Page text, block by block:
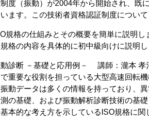
度（振動）が2004年から開始され、既
ます。この技術者資格認証制度について
規格の仕組みとその概要を簡単に説明し
格の内容を具体的に初中級向けに説明し
診断 －基礎と応用例－ 講師：瀧本 孝
重要な役割を担っている大型高速回転
動データは多くの情報を持っており、
の基礎、および振動解析診断技術の基
本的な考え方を示しているISO規格に関